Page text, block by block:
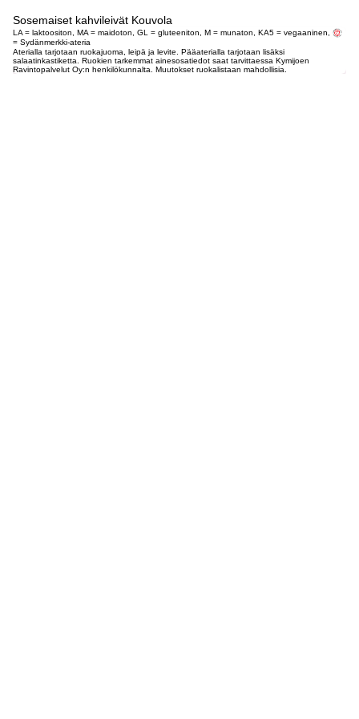
Sosemaiset kahvileivät Kouvola
LA = laktoositon, MA = maidoton, GL = gluteeniton, M = munaton, KA5 = vegaaninen,
= Sydänmerkki-ateria
Aterialla tarjotaan ruokajuoma, leipä ja levite. Pääaterialla tarjotaan lisäksi
salaatinkastiketta. Ruokien tarkemmat ainesosatiedot saat tarvittaessa Kymijoen
Ravintopalvelut Oy:n henkilökunnalta. Muutokset ruokalistaan mahdollisia.